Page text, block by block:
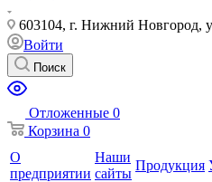
603104, г. Нижний Новгород,
Войти
Поиск
Отложенные 0
Корзина 0
О
предприятии
Наши
сайты
Продукция